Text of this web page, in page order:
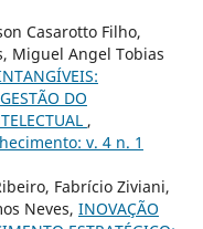
Casarotto Filho,
Miguel Angel Tobias
DO
,
v. 4 n. 1
Fabrício Ziviani,
Neves, INOVAÇÃO